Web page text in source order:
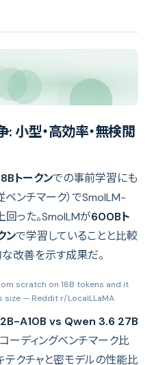
小型・高効率・無検閲
トークンでの事前学習にも
ベンチマーク）でSmolLM-
った。SmolLMが600Bト
ンで学習していることと比較
改善を示す成果だ。
scratch on 18B tokens and it
size — Reddit r/LocalLLaMA
A10B vs Qwen 3.6 27B
ーディングベンチマーク比
クチャと密モデルの性能比